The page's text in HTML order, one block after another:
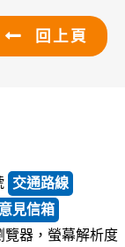
回上頁
交通路線
見信箱
覽器，螢幕解析度